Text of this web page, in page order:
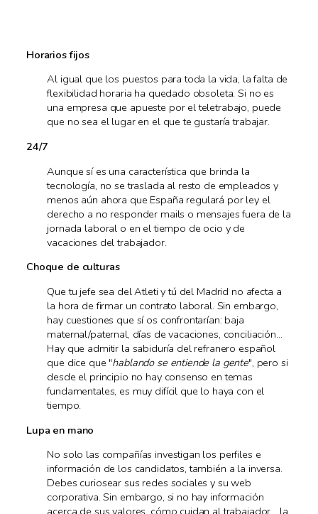
Horarios fijos
Al igual que los puestos para toda la vida, la falta de
flexibilidad horaria ha quedado obsoleta. Si no es
una empresa que apueste por el teletrabajo, puede
que no sea el lugar en el que te gustaría trabajar.
24/7
Aunque sí es una característica que brinda la
tecnología, no se traslada al resto de empleados y
menos aún ahora que España regulará por ley el
derecho a no responder mails o mensajes fuera de la
jornada laboral o en el tiempo de ocio y de
vacaciones del trabajador.
Choque de culturas
Que tu jefe sea del Atleti y tú del Madrid no afecta a
la hora de firmar un contrato laboral. Sin embargo,
hay cuestiones que sí os confrontarían: baja
maternal/paternal, días de vacaciones, conciliación...
Hay que admitir la sabiduría del refranero español
que dice que "hablando se entiende la gente", pero si
desde el principio no hay consenso en temas
fundamentales, es muy difícil que lo haya con el
tiempo.
Lupa en mano
No solo las compañías investigan los perfiles e
información de los candidatos, también a la inversa.
Debes curiosear sus redes sociales y su web
corporativa. Sin embargo, si no hay información